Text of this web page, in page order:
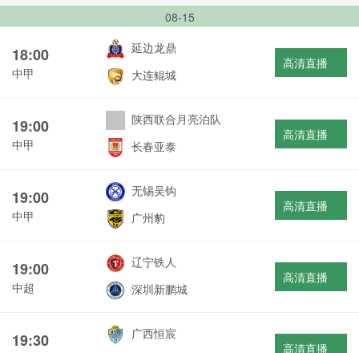
08-15
18:00
中甲
延边龙鼎
大连鲲城
高清直播
19:00
中甲
陕西联合月亮泊队
长春亚泰
高清直播
19:00
中甲
无锡吴钩
广州豹
高清直播
19:00
中超
辽宁铁人
深圳新鹏城
高清直播
19:30
广西恒宸
高清直播